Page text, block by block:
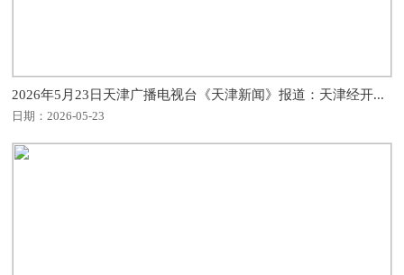
2026年5月23日天津广播电视台《天津新闻》报道：天津经开...
日期：2026-05-23